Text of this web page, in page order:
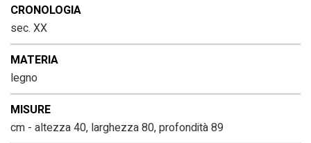
CRONOLOGIA
sec. XX
MATERIA
legno
MISURE
cm - altezza 40, larghezza 80, profondità 89